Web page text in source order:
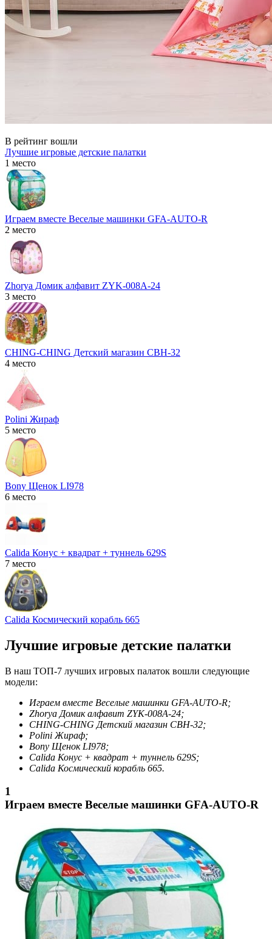
В рейтинг вошли
Лучшие игровые детские палатки
1 место
Играем вместе Веселые машинки GFA-AUTO-R
2 место
Zhorya Домик алфавит ZYK-008A-24
3 место
CHING-CHING Детский магазин CBH-32
4 место
Polini Жираф
5 место
Bony Щенок LI978
6 место
Calida Конус + квадрат + туннель 629S
7 место
Calida Космический корабль 665
Лучшие игровые детские палатки
В наш ТОП-7 лучших игровых палаток вошли следующие
модели:
Играем вместе Веселые машинки GFA-AUTO-R;
Zhorya Домик алфавит ZYK-008A-24;
CHING-CHING Детский магазин CBH-32;
Polini Жираф;
Bony Щенок LI978;
Calida Конус + квадрат + туннель 629S;
Calida Космический корабль 665.
1
Играем вместе Веселые машинки GFA-AUTO-R